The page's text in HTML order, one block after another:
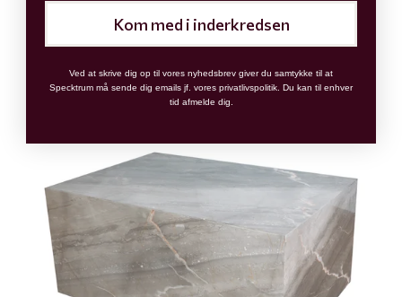
Kom med i inderkredsen
Ved at skrive dig op til vores nyhedsbrev giver du samtykke til at
Specktrum må sende dig emails jf. vores privatlivspolitik. Du kan til enhver
tid afmelde dig.